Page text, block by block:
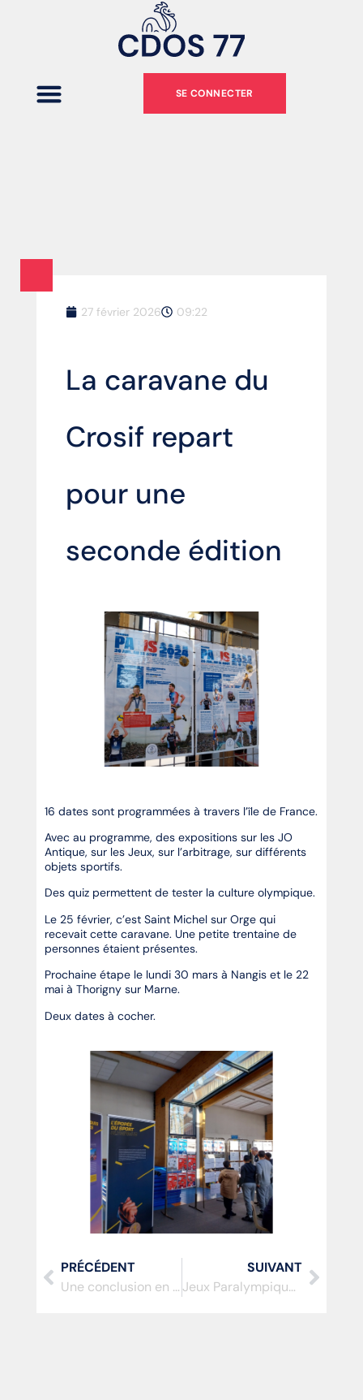
SE CONNECTER
27 février 2026 09:22
La caravane du
Crosif repart
pour une
seconde édition
16 dates sont programmées à travers l’île de France.
Avec au programme, des expositions sur les JO
Antique, sur les Jeux, sur l’arbitrage, sur différents
objets sportifs.
Des quiz permettent de tester la culture olympique.
Le 25 février, c’est Saint Michel sur Orge qui
recevait cette caravane. Une petite trentaine de
personnes étaient présentes.
Prochaine étape le lundi 30 mars à Nangis et le 22
mai à Thorigny sur Marne.
Deux dates à cocher.
PRÉCÉDENT
Une conclusion en apothéose…
SUIVANT
Jeux Paralympiques